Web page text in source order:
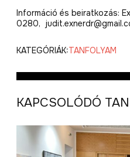
Információ és beiratkozás:
0280,
KATEGÓRIÁK:TANFOLYAM
KAPCSOLÓDÓ